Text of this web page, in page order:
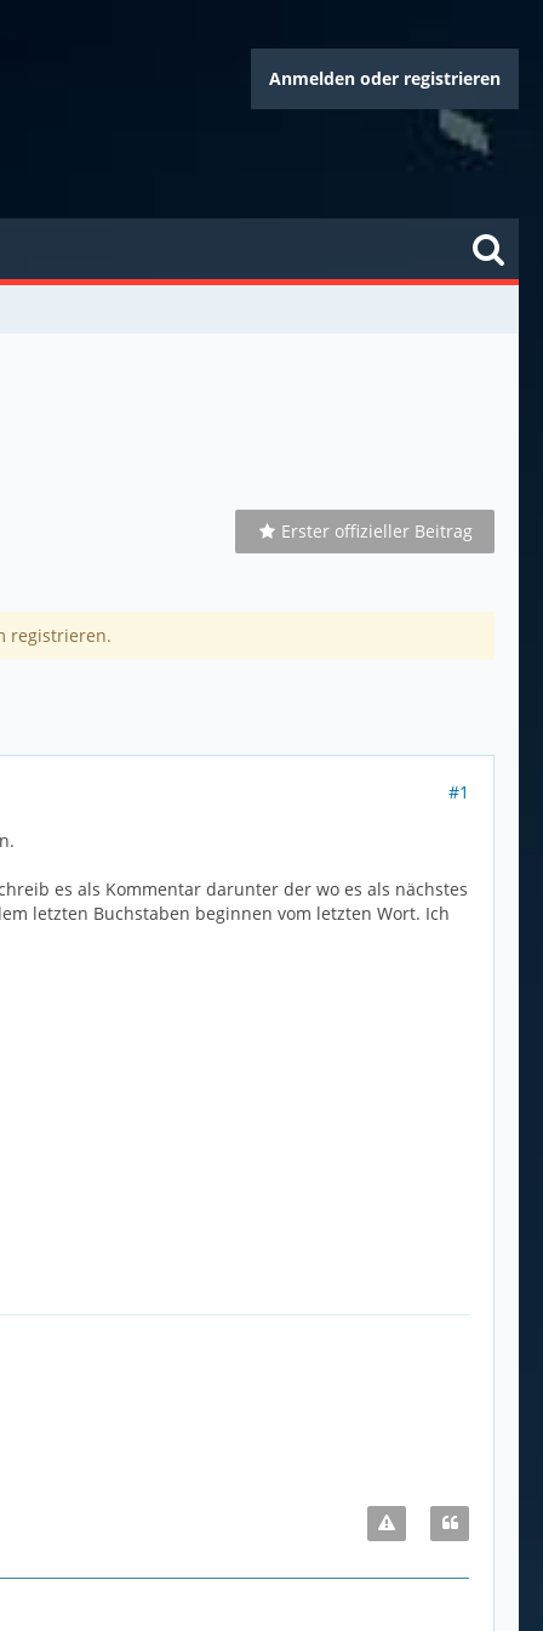
Anmelden oder registrieren
Erster offizieller Beitrag
registrieren.
#1
es als Kommentar darunter der wo es als nächstes
letzten Buchstaben beginnen vom letzten Wort. Ich